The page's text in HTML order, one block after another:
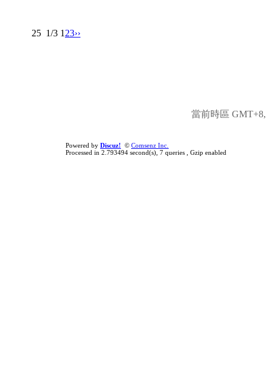
25 1/3 1 23››
當前時區 GMT+8,
Powered by Discuz! © Comsenz Inc.
Processed in 2.793494 second(s), 7 queries , Gzip enabled